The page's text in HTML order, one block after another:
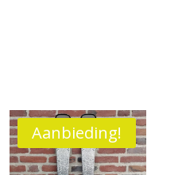
Aanbieding!